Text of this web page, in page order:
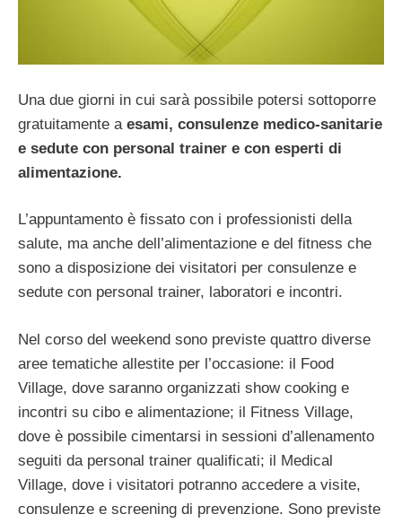
Una due giorni in cui sarà possibile potersi sottoporre
gratuitamente aesami, consulenze medico-sanitarie
e sedute con personal trainer e con esperti di
alimentazione.
L’appuntamento è fissato con i professionisti della
salute, ma anche dell’alimentazione e del fitness che
sono a disposizione dei visitatori per consulenze e
sedute con personal trainer, laboratori e incontri.
Nel corso del weekend sono previste quattro diverse
aree tematiche allestite per l’occasione: il Food
Village, dove saranno organizzati show cooking e
incontri su cibo e alimentazione; il Fitness Village,
dove è possibile cimentarsi in sessioni d’allenamento
seguiti da personal trainer qualificati; il Medical
Village, dove i visitatori potranno accedere a visite,
consulenze e screening di prevenzione. Sono previste